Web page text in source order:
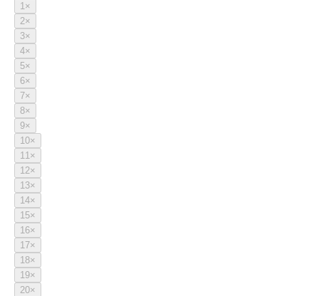
1×
2×
3×
4×
5×
6×
7×
8×
9×
10×
11×
12×
13×
14×
15×
16×
17×
18×
19×
20×